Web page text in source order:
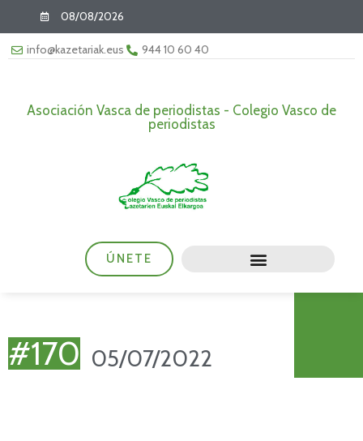
08/08/2026
info@kazetariak.eus 944 10 60 40
Asociación Vasca de periodistas - Colegio Vasco de
periodistas
ÚNETE
#170 05/07/2022